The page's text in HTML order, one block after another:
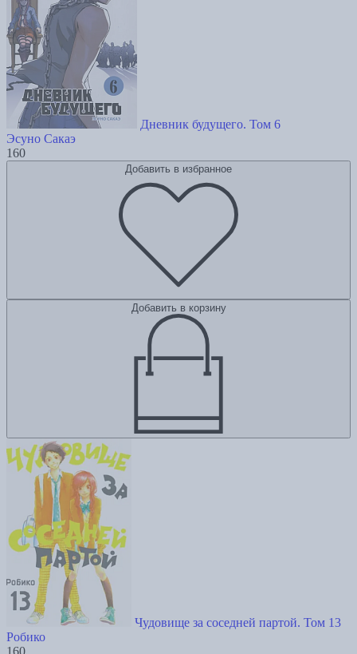
Дневник будущего. Том 6
Эсуно Сакаэ
160
Добавить в избранное
Добавить в корзину
Чудовище за соседней партой. Том 13
Робико
160